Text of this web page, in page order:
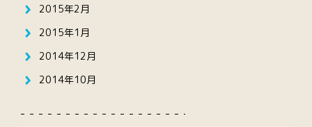
2015年2月
2015年1月
2014年12月
2014年10月